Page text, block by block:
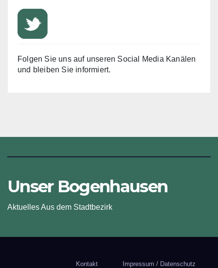
Folgen Sie uns auf unseren Social Media Kanälen
und bleiben Sie informiert.
Unser Bogenhausen
Aktuelles Aus dem Stadtbezirk
Kontakt Impressum / Datenschutz